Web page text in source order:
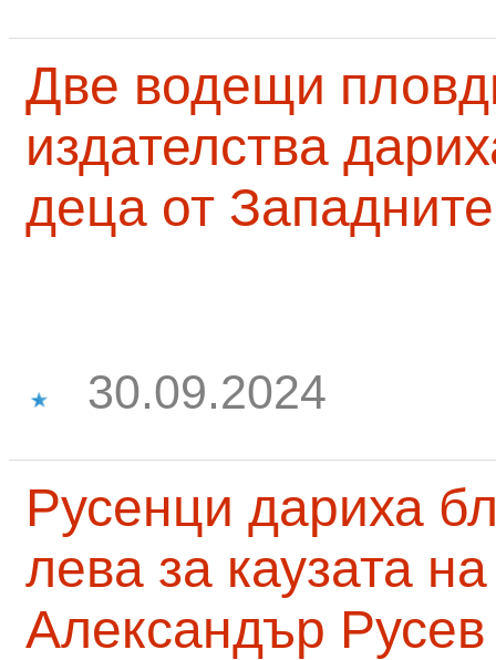
Две водещи
издателства
деца от
30.09.2024
Русенци дариха
лева за каузата
Александър Русев